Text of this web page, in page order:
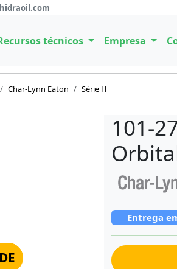
técnicos Empresa
Char-Lynn Eaton Série H
101-
Entrega